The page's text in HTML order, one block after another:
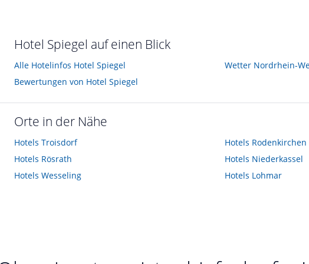
Hotel Spiegel auf einen Blick
Alle Hotelinfos Hotel Spiegel
Bewertungen von Hotel Spiegel
Wetter Nordrhein-
Orte in der Nähe
Hotels Troisdorf
Hotels Rösrath
Hotels Wesseling
Hotels Rodenkirchen
Hotels Niederkassel
Hotels Lohmar